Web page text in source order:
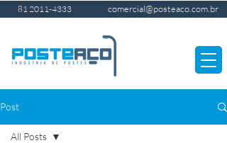
81 2011-4333 comercial@posteaco.com.br
Post
All Posts